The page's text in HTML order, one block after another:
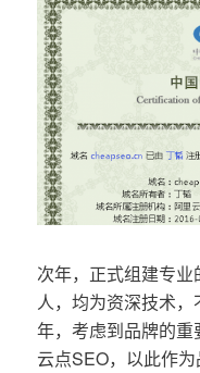
次年，正式组建专
人，均为资深技术
年，考虑到品牌的重
云点SEO，以此作为